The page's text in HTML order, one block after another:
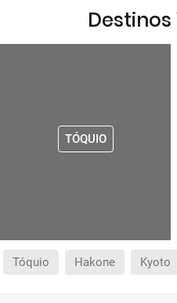
TÓQUIO
Tóquio Hakone Kyoto